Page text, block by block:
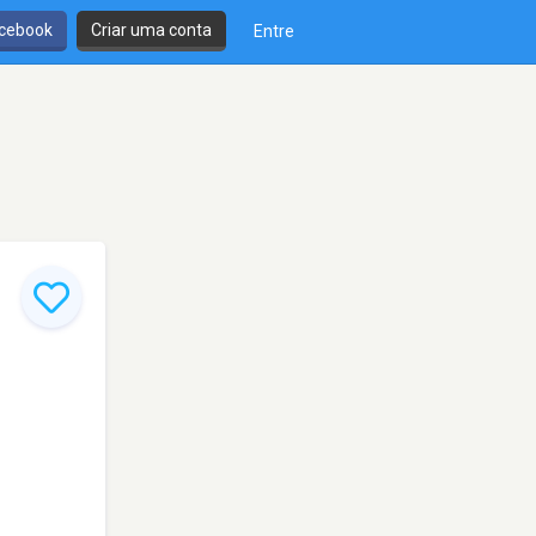
Criar uma conta Entre